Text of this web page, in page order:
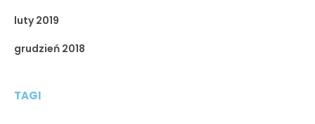
luty 2019
grudzień 2018
TAGI